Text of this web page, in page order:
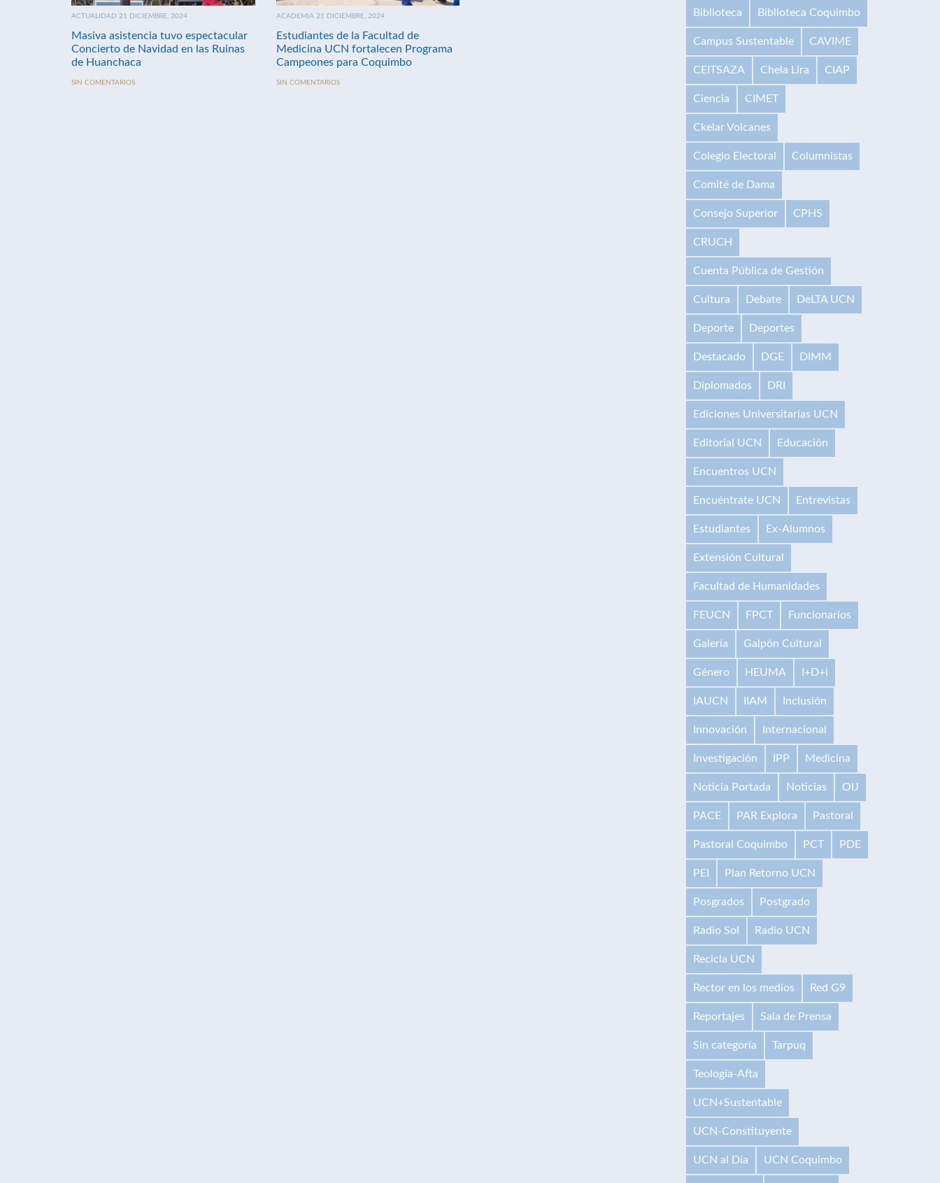
ACTUALIDAD 21 DICIEMBRE, 2024
Masiva asistencia tuvo espectacular
Concierto de Navidad en las Ruinas
de Huanchaca
SIN COMENTARIOS
ACADEMIA 21 DICIEMBRE, 2024
Estudiantes de la Facultad de
Medicina UCN fortalecen Programa
Campeones para Coquimbo
SIN COMENTARIOS
Biblioteca Biblioteca Coquimbo
Campus Sustentable CAVIME
CEITSAZA Chela Lira CIAP
Ciencia CIMET
Ckelar Volcanes
Colegio Electoral Columnistas
Comité de Dama
Consejo Superior CPHS
CRUCH
Cuenta Pública de Gestión
Cultura Debate DeLTA UCN
Deporte Deportes
Destacado DGE DIMM
Diplomados DRI
Ediciones Universitarias UCN
Editorial UCN Educación
Encuentros UCN
Encuéntrate UCN Entrevistas
Estudiantes Ex-Alumnos
Extensión Cultural
Facultad de Humanidades
FEUCN FPCT Funcionarios
Galería Galpón Cultural
Género HEUMA I+D+i
IAUCN IIAM Inclusión
Innovación Internacional
Investigación IPP Medicina
Noticia Portada Noticias OIJ
PACE PAR Explora Pastoral
Pastoral Coquimbo PCT PDE
PEI Plan Retorno UCN
Posgrados Postgrado
Radio Sol Radio UCN
Recicla UCN
Rector en los medios Red G9
Reportajes Sala de Prensa
Sin categoría Tarpuq
Teología-Afta
UCN+Sustentable
UCN-Constituyente
UCN al Día UCN Coquimbo